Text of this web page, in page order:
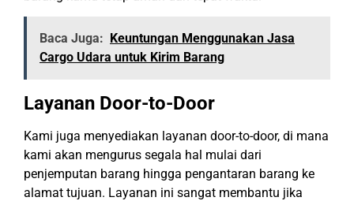
Baca Juga: Keuntungan Menggunakan Jasa
Cargo Udara untuk Kirim Barang
Layanan Door-to-Door
Kami juga menyediakan layanan door-to-door, di mana
kami akan mengurus segala hal mulai dari
penjemputan barang hingga pengantaran barang ke
alamat tujuan. Layanan ini sangat membantu jika